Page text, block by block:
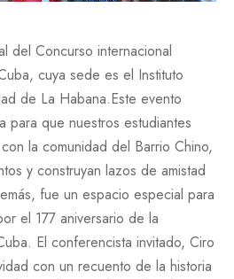
del Concurso internacional
cuya sede es el Instituto
de La Habana.Este evento
para que nuestros estudiantes
la comunidad del Barrio Chino,
y construyan lazos de amistad
fue un espacio especial para
el 177 aniversario de la
El conferencista invitado, Ciro
con un recuento de la historia